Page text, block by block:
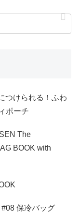
つけられる！ふわ
ポーチ
The
BOOK with
保冷バッグ